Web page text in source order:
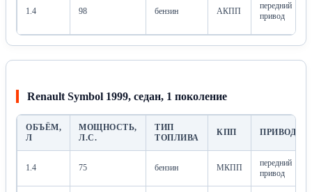
1.4 98 бензин АКПП
передний
привод
Renault Symbol 1999, седан, 1 поколение
ОБЪЁМ,
Л
МОЩНОСТЬ,
Л.С.
ТИП
ТОПЛИВА
КПП ПРИВОД
1.4 75 бензин МКПП
передний
привод